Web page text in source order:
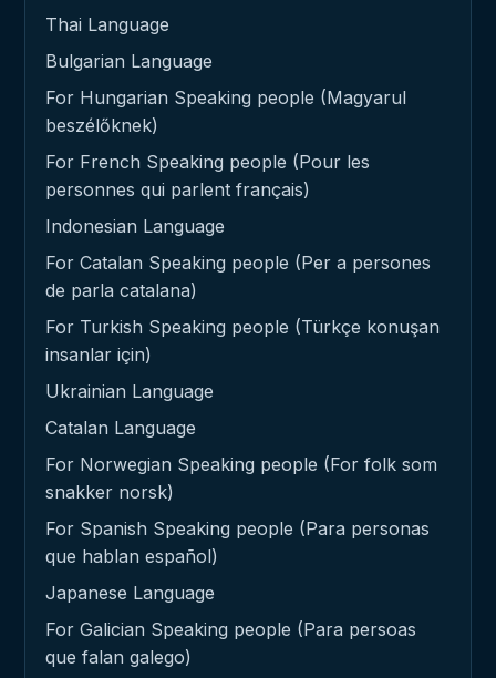
Thai Language
Bulgarian Language
For Hungarian Speaking people (Magyarul
beszélőknek)
For French Speaking people (Pour les
personnes qui parlent français)
Indonesian Language
For Catalan Speaking people (Per a persones
de parla catalana)
For Turkish Speaking people (Türkçe konuşan
insanlar için)
Ukrainian Language
Catalan Language
For Norwegian Speaking people (For folk som
snakker norsk)
For Spanish Speaking people (Para personas
que hablan español)
Japanese Language
For Galician Speaking people (Para persoas
que falan galego)